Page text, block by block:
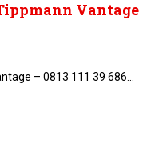
Vantage
– 0813 111 39 686...